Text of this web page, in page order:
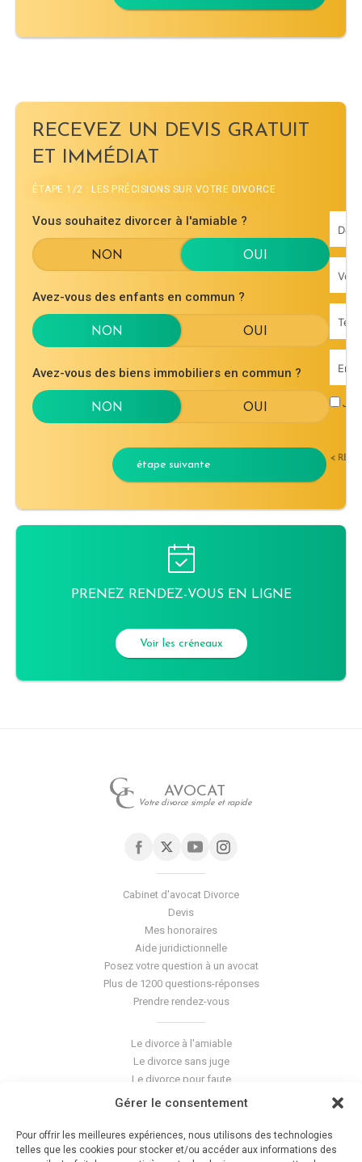
Gérer le consentement
Pour offrir les meilleures expériences, nous utilisons des technologies
telles que les cookies pour stocker et/ou accéder aux informations des
RECEVEZ UN DEVIS GRATUIT
ET IMMÉDIAT
ÉTAPE 1/2 : LES PRÉCISIONS SUR VOTRE DIVORCE
Vous souhaitez divorcer à l'amiable ?
Avez-vous des enfants en commun ?
Avez-vous des biens immobiliers en commun ?
étape suivante <
PRENEZ RENDEZ-VOUS EN LIGNE
Voir les créneaux
AVOCAT
Votre divorce simple et rapide
Cabinet d'avocat Divorce
Devis
Mes honoraires
Aide juridictionnelle
Posez votre question à un avocat
Plus de 1200 questions-réponses
Prendre rendez-vous
Le divorce à l'amiable
Le divorce sans juge
Le divorce pour faute
Le divorce accepté
La séparation de corps
Les violences conjugales